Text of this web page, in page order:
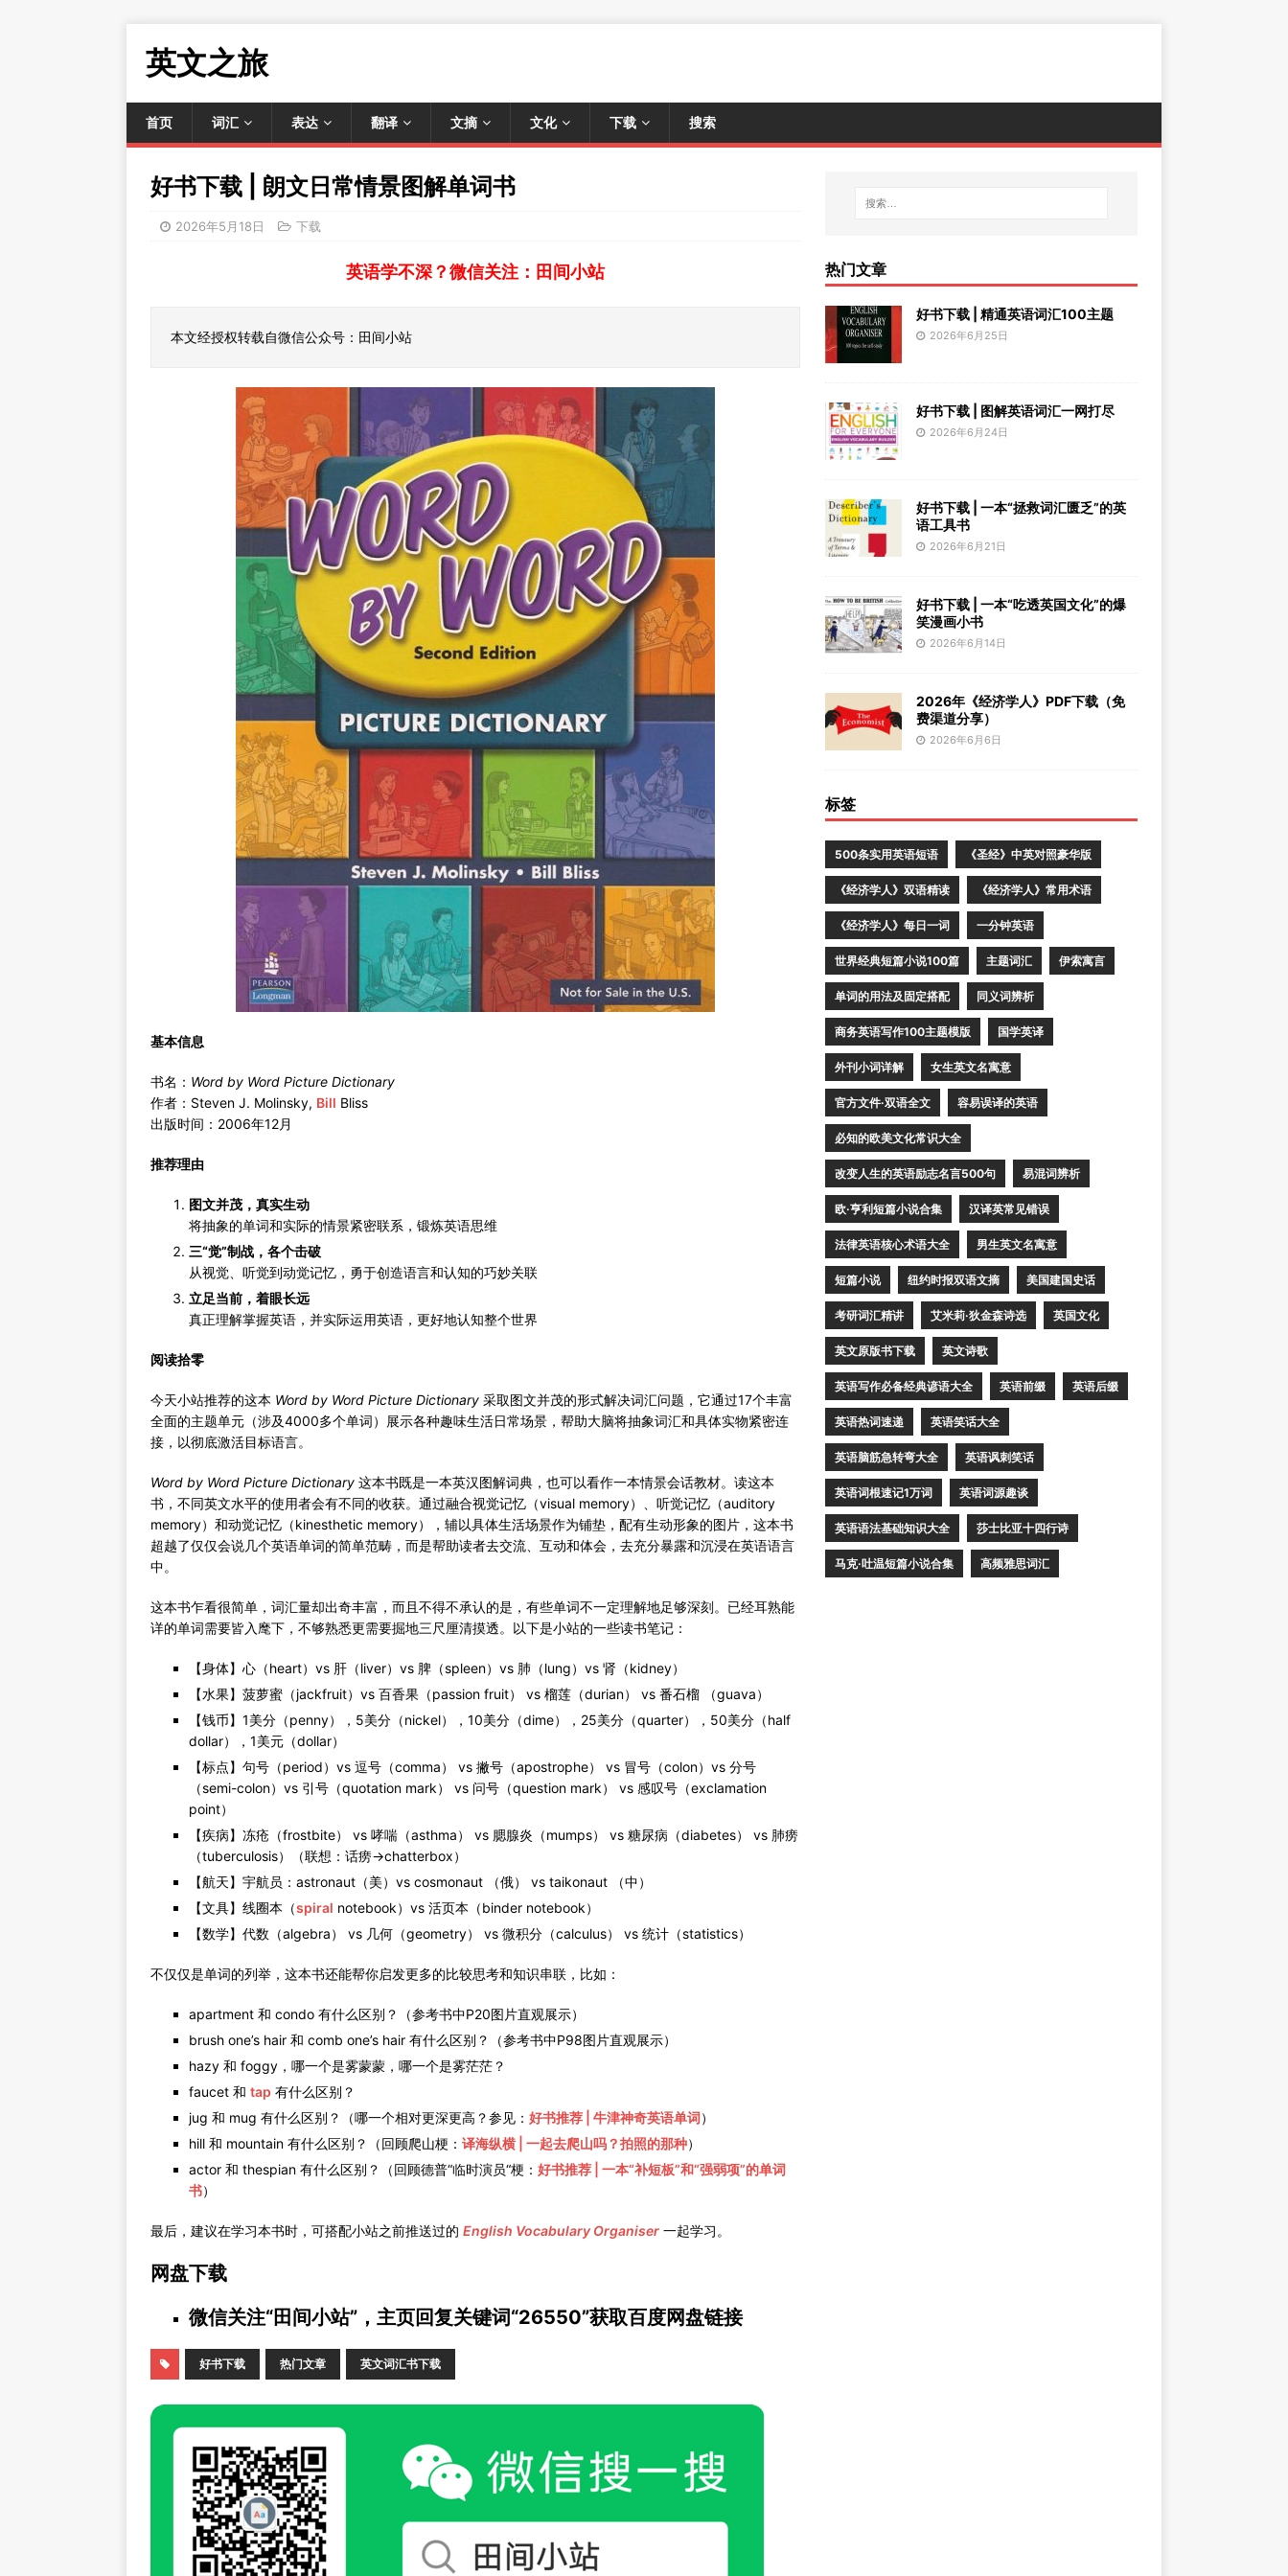
英文之旅
首页 词汇 表达 翻译 文摘 文化 下载 搜索
好书下载 | 朗文日常情景图解单词书
2026年5月18日 下载
英语学不深？微信关注：田间小站
本文经授权转载自微信公众号：田间小站
基本信息
书名： Word by Word Picture Dictionary
作者：Steven J. Molinsky, Bill Bliss
出版时间：2006年12月
推荐理由
图文并茂，真实生动
将抽象的单词和实际的情景紧密联系，锻炼英语思维
三“觉”制战，各个击破
从视觉、听觉到动觉记忆，勇于创造语言和认知的巧妙关联
立足当前，着眼长远
真正理解掌握英语，并实际运用英语，更好地认知整个世界
阅读拾零
今天小站推荐的这本 Word by Word Picture Dictionary 采取图文并茂的形式解决词汇问题，它通过17个丰富
全面的主题单元（涉及4000多个单词）展示各种趣味生活日常场景，帮助大脑将抽象词汇和具体实物紧密连
接，以彻底激活目标语言。
Word by Word Picture Dictionary 这本书既是一本英汉图解词典，也可以看作一本情景会话教材。读这本
书，不同英文水平的使用者会有不同的收获。通过融合视觉记忆（visual memory）、听觉记忆（auditory
memory）和动觉记忆（kinesthetic memory），辅以具体生活场景作为铺垫，配有生动形象的图片，这本书
超越了仅仅会说几个英语单词的简单范畴，而是帮助读者去交流、互动和体会，去充分暴露和沉浸在英语语言
中。
这本书乍看很简单，词汇量却出奇丰富，而且不得不承认的是，有些单词不一定理解地足够深刻。已经耳熟能
详的单词需要皆入麾下，不够熟悉更需要掘地三尺厘清摸透。以下是小站的一些读书笔记：
【身体】心（heart）vs 肝（liver）vs 脾（spleen）vs 肺（lung）vs 肾（kidney）
【水果】菠萝蜜（jackfruit）vs 百香果（passion fruit） vs 榴莲（durian） vs 番石榴 （guava）
【钱币】1美分（penny），5美分（nickel），10美分（dime），25美分（quarter），50美分（half
dollar），1美元（dollar）
【标点】句号（period）vs 逗号（comma） vs 撇号（apostrophe） vs 冒号（colon）vs 分号
（semi-colon）vs 引号（quotation mark） vs 问号（question mark） vs 感叹号（exclamation
point）
【疾病】冻疮（frostbite） vs 哮喘（asthma） vs 腮腺炎（mumps） vs 糖尿病（diabetes） vs 肺痨
（tuberculosis）（联想：话痨→chatterbox）
【航天】宇航员：astronaut（美）vs cosmonaut （俄） vs taikonaut （中）
【文具】线圈本（spiral notebook）vs 活页本（binder notebook）
【数学】代数（algebra） vs 几何（geometry） vs 微积分（calculus） vs 统计（statistics）
不仅仅是单词的列举，这本书还能帮你启发更多的比较思考和知识串联，比如：
apartment 和 condo 有什么区别？（参考书中P20图片直观展示）
brush one’s hair 和 comb one’s hair 有什么区别？（参考书中P98图片直观展示）
hazy 和 foggy，哪一个是雾蒙蒙，哪一个是雾茫茫？
faucet 和 tap 有什么区别？
jug 和 mug 有什么区别？（哪一个相对更深更高？参见： 好书推荐 | 牛津神奇英语单词）
hill 和 mountain 有什么区别？（回顾爬山梗： 译海纵横 | 一起去爬山吗？拍照的那种）
actor 和 thespian 有什么区别？（回顾德普“临时演员“梗： 好书推荐 | 一本“补短板”和“强弱项”的单词
书）
最后，建议在学习本书时，可搭配小站之前推送过的 English Vocabulary Organiser 一起学习。
网盘下载
微信关注“田间小站”，主页回复关键词“26550”获取百度网盘链接
好书下载 热门文章 英文词汇书下载
热门文章
好书下载 | 精通英语词汇100主题
2026年6月25日
好书下载 | 图解英语词汇一网打尽
2026年6月24日
好书下载 | 一本“拯救词汇匮乏”的英
语工具书
2026年6月21日
好书下载 | 一本“吃透英国文化”的爆
笑漫画小书
2026年6月14日
2026年《经济学人》PDF下载（免
费渠道分享）
2026年6月6日
标签
500条实用英语短语 《圣经》中英对照豪华版
《经济学人》双语精读 《经济学人》常用术语
《经济学人》每日一词 一分钟英语
世界经典短篇小说100篇 主题词汇 伊索寓言
单词的用法及固定搭配 同义词辨析
商务英语写作100主题模版 国学英译
外刊小词详解 女生英文名寓意
官方文件·双语全文 容易误译的英语
必知的欧美文化常识大全
改变人生的英语励志名言500句 易混词辨析
欧·亨利短篇小说合集 汉译英常见错误
法律英语核心术语大全 男生英文名寓意
短篇小说 纽约时报双语文摘 美国建国史话
考研词汇精讲 艾米莉·狄金森诗选 英国文化
英文原版书下载 英文诗歌
英语写作必备经典谚语大全 英语前缀 英语后缀
英语热词速递 英语笑话大全
英语脑筋急转弯大全 英语讽刺笑话
英语词根速记1万词 英语词源趣谈
英语语法基础知识大全 莎士比亚十四行诗
马克·吐温短篇小说合集 高频雅思词汇